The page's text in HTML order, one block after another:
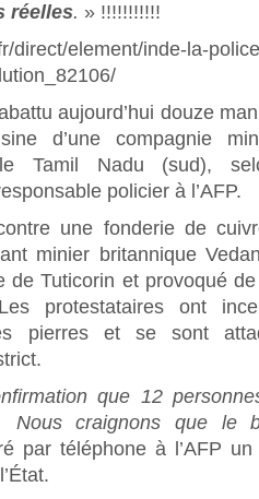
réelles. » !!!!!!!!!!!
direct/element/inde-la-
aujourd’hui douze
d’une compagnie
Tamil Nadu (sud),
policier à l’AFP.
une fonderie de
minier britannique
de Tuticorin et provoqué
protestataires ont
pierres et se sont
que 12
Nous craignons que le
par téléphone à l’AFP